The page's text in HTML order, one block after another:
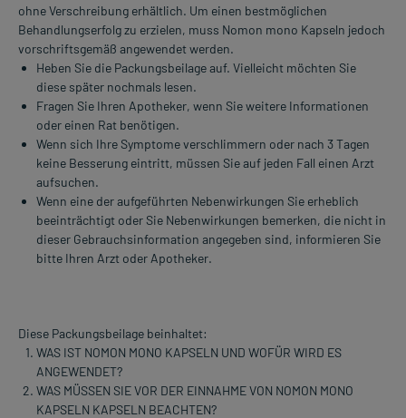
ohne Verschreibung erhältlich. Um einen bestmöglichen
Behandlungserfolg zu erzielen, muss Nomon mono Kapseln jedoch
vorschriftsgemäß angewendet werden.
Heben Sie die Packungsbeilage auf. Vielleicht möchten Sie
diese später nochmals lesen.
Fragen Sie Ihren Apotheker, wenn Sie weitere Informationen
oder einen Rat benötigen.
Wenn sich Ihre Symptome verschlimmern oder nach 3 Tagen
keine Besserung eintritt, müssen Sie auf jeden Fall einen Arzt
aufsuchen.
Wenn eine der aufgeführten Nebenwirkungen Sie erheblich
beeinträchtigt oder Sie Nebenwirkungen bemerken, die nicht in
dieser Gebrauchsinformation angegeben sind, informieren Sie
bitte Ihren Arzt oder Apotheker.
Diese Packungsbeilage beinhaltet:
WAS IST NOMON MONO KAPSELN UND WOFÜR WIRD ES
ANGEWENDET?
WAS MÜSSEN SIE VOR DER EINNAHME VON NOMON MONO
KAPSELN KAPSELN BEACHTEN?